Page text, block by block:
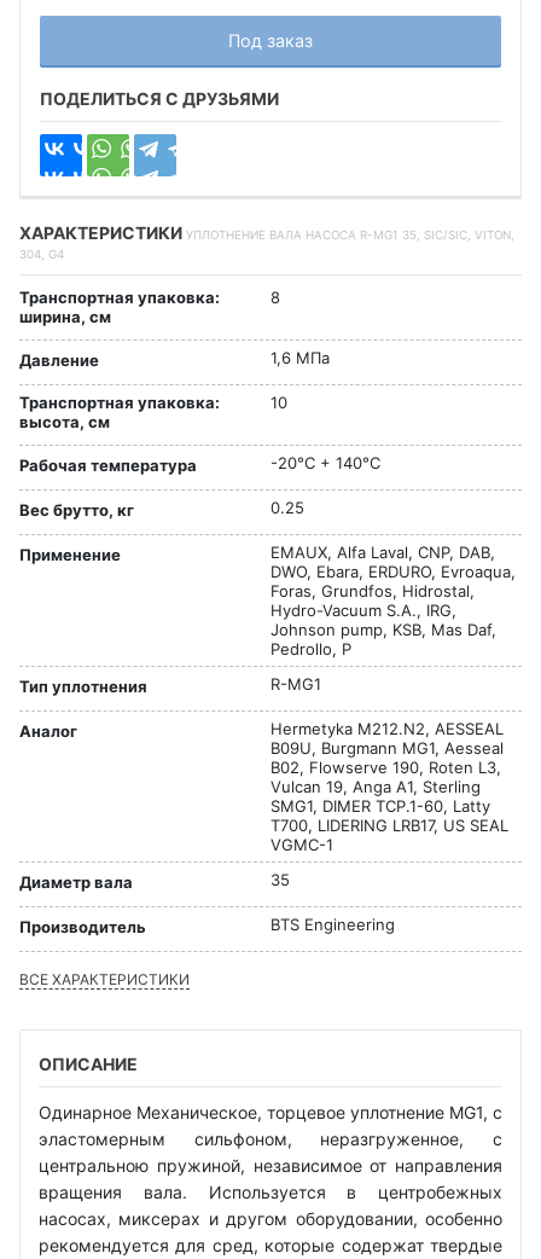
Под заказ
ПОДЕЛИТЬСЯ С ДРУЗЬЯМИ
ХАРАКТЕРИСТИКИ УПЛОТНЕНИЕ ВАЛА НАСОСА R-MG1 35, SIC/SIC, VITON,
304, G4
Транспортная упаковка:
ширина, см
8
Давление 1,6 МПа
Транспортная упаковка:
высота, см
10
Рабочая температура -20°C + 140°C
Вес брутто, кг 0.25
Применение
EMAUX, Alfa Laval, CNP, DAB,
DWO, Ebara, ERDURO, Evroaqua,
Foras, Grundfos, Hidrostal,
Hydro-Vacuum S.A., IRG,
Johnson pump, KSB, Mas Daf,
Pedrollo, P
Тип уплотнения
R-MG1
Аналог
Hermetyka M212.N2, AESSEAL
B09U, Burgmann MG1, Aesseal
B02, Flowserve 190, Roten L3,
Vulcan 19, Anga A1, Sterling
SMG1, DIMER TCP.1-60, Latty
T700, LIDERING LRB17, US SEAL
VGMC-1
Диаметр вала
35
Производитель BTS Engineering
ВСЕ ХАРАКТЕРИСТИКИ
ОПИСАНИЕ
Одинарное Механическое, торцевое уплотнение MG1, с
эластомерным сильфоном, неразгруженное, с
центральною пружиной, независимое от направления
вращения вала. Используется в центробежных
насосах, миксерах и другом оборудовании, особенно
рекомендуется для сред, которые содержат твердые